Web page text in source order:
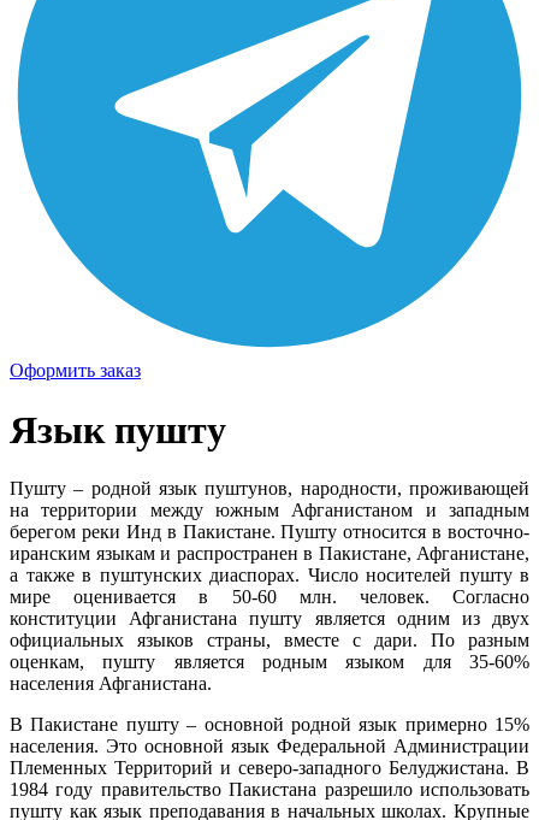
Оформить заказ
Язык пушту
Пушту – родной язык пуштунов, народности, проживающей
на территории между южным Афганистаном и западным
берегом реки Инд в Пакистане. Пушту относится в восточно-
иранским языкам и распространен в Пакистане, Афганистане,
а также в пуштунских диаспорах. Число носителей пушту в
мире оценивается в 50-60 млн. человек. Согласно
конституции Афганистана пушту является одним из двух
официальных языков страны, вместе с дари. По разным
оценкам, пушту является родным языком для 35-60%
населения Афганистана.
В Пакистане пушту – основной родной язык примерно 15%
населения. Это основной язык Федеральной Администрации
Племенных Территорий и северо-западного Белуджистана. В
1984 году правительство Пакистана разрешило использовать
пушту как язык преподавания в начальных школах. Крупные